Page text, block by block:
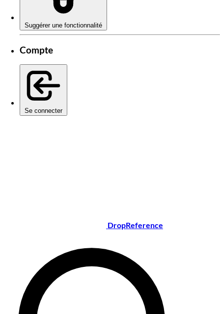
Suggérer une fonctionnalité
Compte
Se connecter
DropReference